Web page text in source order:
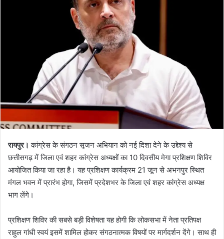
रायपुर। कांग्रेस के संगठन सृजन अभियान को नई दिशा देने के उद्देश्य से
छत्तीसगढ़ में जिला एवं शहर कांग्रेस अध्यक्षों का 10 दिवसीय मेगा प्रशिक्षण शिविर
आयोजित किया जा रहा है। यह प्रशिक्षण कार्यक्रम 21 जून से अभनपुर स्थित
मंगल भवन में प्रारंभ होगा, जिसमें प्रदेशभर के जिला एवं शहर कांग्रेस अध्यक्ष
भाग लेंगे।
प्रशिक्षण शिविर की सबसे बड़ी विशेषता यह होगी कि लोकसभा में नेता प्रतिपक्ष
राहुल गांधी स्वयं इसमें शामिल होकर संगठनात्मक विषयों पर मार्गदर्शन देंगे। साथ ही